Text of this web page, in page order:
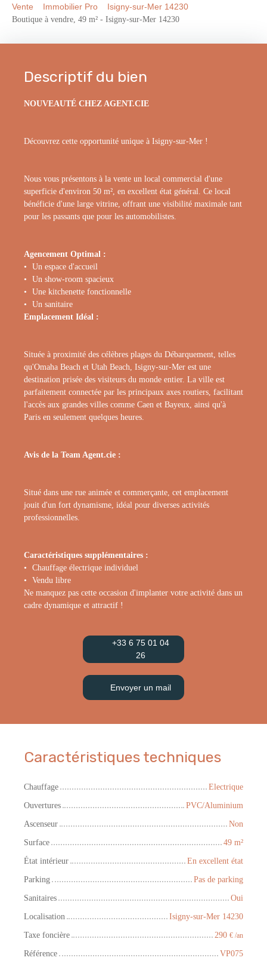
Vente Immobilier Pro
Isigny-sur-Mer 14230
Boutique à vendre, 49 m² - Isigny-sur-Mer 14230
Descriptif du bien
NOUVEAUTÉ CHEZ AGENT.CIE
Découvrez cette opportunité unique à Isigny-sur-Mer !
Nous vous présentons à la vente un local commercial d'une
superficie d'environ 50 m², en excellent état général. Ce local
bénéficie d'une large vitrine, offrant une visibilité maximale tant
pour les passants que pour les automobilistes.
Agencement Optimal :
Un espace d'accueil
Un show-room spacieux
Une kitchenette fonctionnelle
Un sanitaire
Emplacement Idéal :
Située à proximité des célèbres plages du Débarquement, telles
qu'Omaha Beach et Utah Beach, Isigny-sur-Mer est une
destination prisée des visiteurs du monde entier. La ville est
parfaitement connectée par les principaux axes routiers, facilitant
l'accès aux grandes villes comme Caen et Bayeux, ainsi qu'à
Paris en seulement quelques heures.
Avis de la Team Agent.cie :
Situé dans une rue animée et commerçante, cet emplacement
jouit d'un fort dynamisme, idéal pour diverses activités
professionnelles.
Caractéristiques supplémentaires :
Chauffage électrique individuel
Vendu libre
Ne manquez pas cette occasion d'implanter votre activité dans un
cadre dynamique et attractif !
+33 6 75 01 04
26
Envoyer un mail
Caractéristiques techniques
Chauffage
Electrique
Ouvertures
PVC/Aluminium
Ascenseur
Non
Surface
49 m²
État intérieur
En excellent état
Parking
Pas de parking
Sanitaires
Oui
Localisation
Isigny-sur-Mer 14230
Taxe foncière
290 € /an
Référence VP075